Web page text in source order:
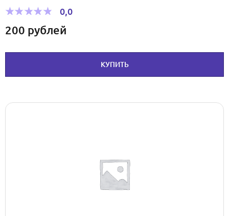
0,0
200 рублей
КУПИТЬ